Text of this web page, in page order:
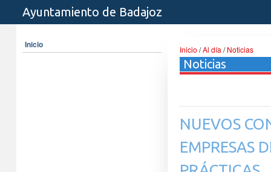
Ayuntamiento de Badajoz
Inicio Inicio /Al día /Noticias
Noticias
NUEVOS
EMPRESAS